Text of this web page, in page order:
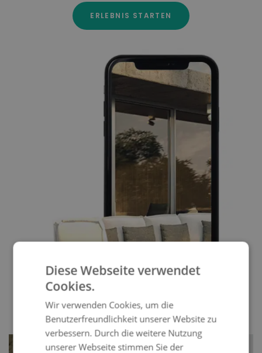
ERLEBNIS STARTEN
* Die angegebenen Abmessungen können von denen des
tatsächlichen Produkts abweichen.
Diese Webseite verwendet
Cookies.
Wir verwenden Cookies, um die
Benutzerfreundlichkeit unserer Website zu
verbessern. Durch die weitere Nutzung
unserer Webseite stimmen Sie der